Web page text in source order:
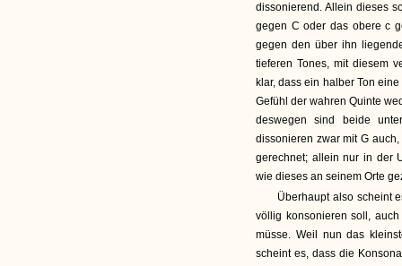
dissonierend. Allein dieses
gegen C oder das obere c
gegen den über ihn
tieferen Tones, mit diesem
klar, dass ein halber Ton
Gefühl der wahren Quinte
deswegen sind beide
dissonieren zwar mit G
gerechnet; allein nur in der
wie dieses an seinem Orte
Überhaupt also scheint
völlig konsonieren soll,
müsse. Weil nun das
scheint es, dass die